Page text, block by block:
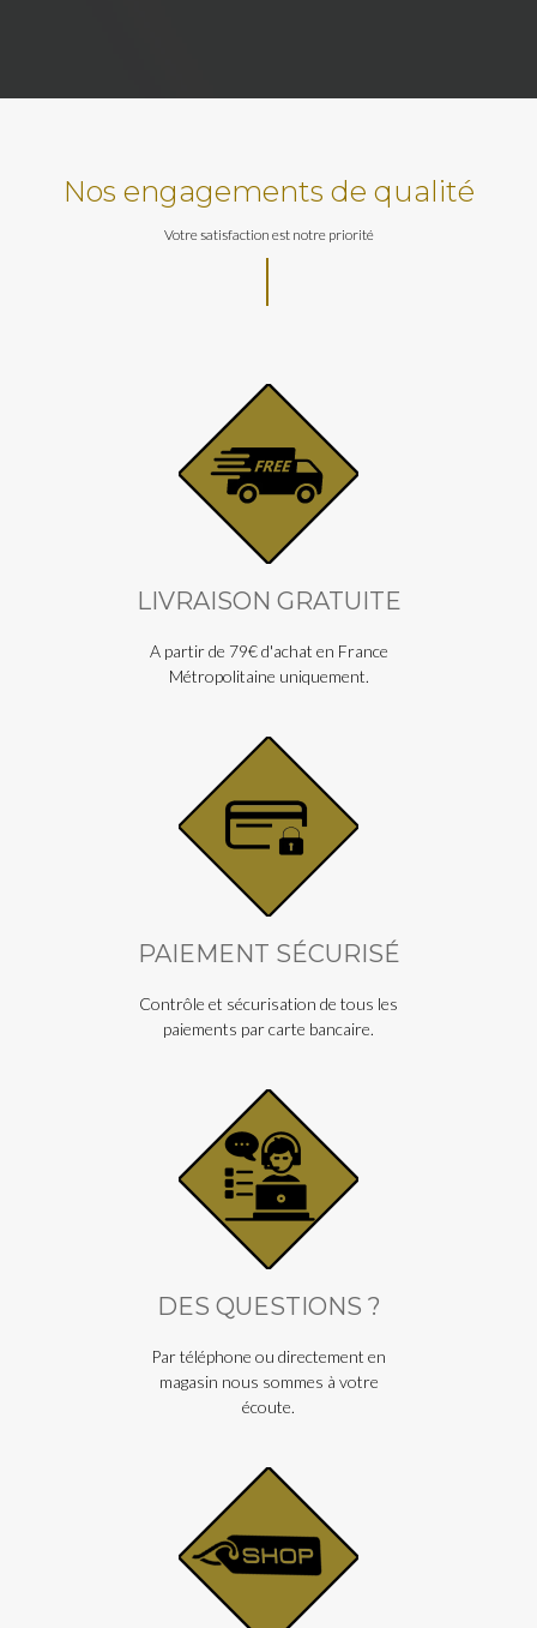
Nos engagements de qualité
Votre satisfaction est notre priorité
LIVRAISON GRATUITE
A partir de 79€ d'achat en France
Métropolitaine uniquement.
PAIEMENT SÉCURISÉ
Contrôle et sécurisation de tous les
paiements par carte bancaire.
DES QUESTIONS ?
Par téléphone ou directement en
magasin nous sommes à votre
écoute.